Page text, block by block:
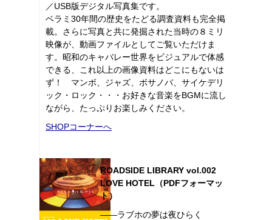
／USB版デジタル写真集です。
ベラミ30年間の歴史をたどる調査資料も完全掲
載。さらに写真と共に発掘された当時の８ミリ
映像が、動画ファイルとしてご覧いただけま
す。昭和のキャバレー世界をビジュアルで体感
できる、これ以上の画像資料はどこにもないは
ず！ マンボ、ジャズ、ボサノバ、サイケデリ
ック・ロック・・・お好きな音楽をBGMに流し
ながら、たっぷりお楽しみください。
SHOPコーナーへ
ROADSIDE LIBRARY vol.002
LOVE HOTEL（PDFフォーマッ
ト）
――ラブホの夢は夜ひらく